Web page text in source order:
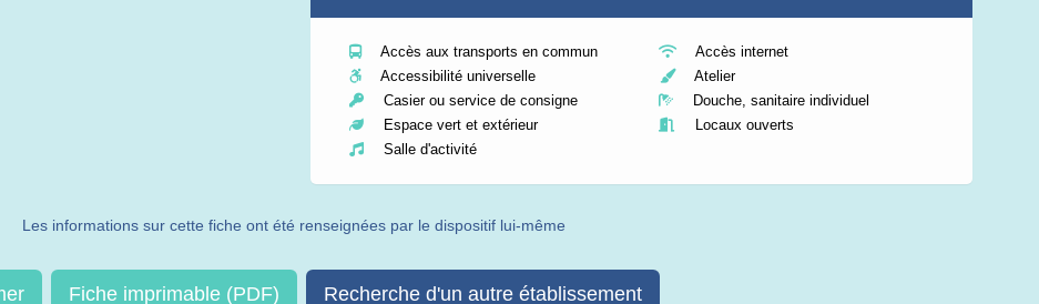
Accès aux transports en commun
Accès internet
Accessibilité universelle
Atelier
Casier ou service de consigne
Douche, sanitaire individuel
Espace vert et extérieur
Locaux ouverts
Salle d'activité
Les informations sur cette fiche ont été renseignées par le dispositif lui-même
Fiche imprimable (PDF) Recherche d'un autre établissement